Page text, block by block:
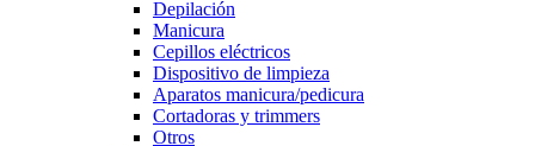
Depilación
Manicura
Cepillos eléctricos
Dispositivo de limpieza
Aparatos manicura/pedicura
Cortadoras y trimmers
Otros